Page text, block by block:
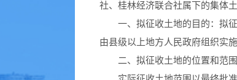
社、桂林经济联合社属下的集体
一、拟征收土地的目的：拟征
由县级以上地方人民政府组织实
二、拟征收土地的位置和范围